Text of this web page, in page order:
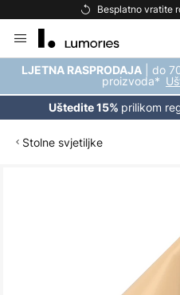
Besplatno vratite
to
Content
LJETNA RASPRODAJA | do
proizvoda*
Uštedite 15% prilikom
Stolne svjetiljke